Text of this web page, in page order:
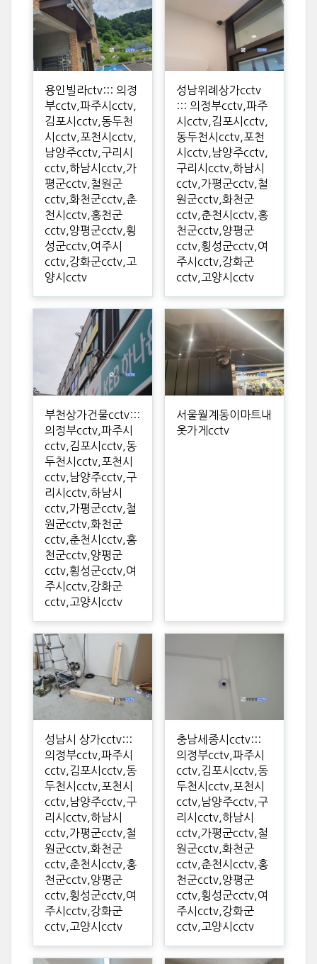
용인빌라ctv::: 의정
부cctv,파주시cctv,
김포시cctv,동두천
시cctv,포천시cctv,
남양주cctv,구리시
cctv,하남시cctv,가
평군cctv,철원군
cctv,화천군cctv,춘
천시cctv,홍천군
cctv,양평군cctv,횡
성군cctv,여주시
cctv,강화군cctv,고
양시cctv
성남위례상가cctv
::: 의정부cctv,파주
시cctv,김포시cctv,
동두천시cctv,포천
시cctv,남양주cctv,
구리시cctv,하남시
cctv,가평군cctv,철
원군cctv,화천군
cctv,춘천시cctv,홍
천군cctv,양평군
cctv,횡성군cctv,여
주시cctv,강화군
cctv,고양시cctv
부천상가건물cctv:::
의정부cctv,파주시
cctv,김포시cctv,동
두천시cctv,포천시
cctv,남양주cctv,구
리시cctv,하남시
cctv,가평군cctv,철
원군cctv,화천군
cctv,춘천시cctv,홍
천군cctv,양평군
cctv,횡성군cctv,여
주시cctv,강화군
cctv,고양시cctv
서울월계동이마트내
옷가게cctv
성남시 상가cctv:::
의정부cctv,파주시
cctv,김포시cctv,동
두천시cctv,포천시
cctv,남양주cctv,구
리시cctv,하남시
cctv,가평군cctv,철
원군cctv,화천군
cctv,춘천시cctv,홍
천군cctv,양평군
cctv,횡성군cctv,여
주시cctv,강화군
cctv,고양시cctv
충남세종시cctv:::
의정부cctv,파주시
cctv,김포시cctv,동
두천시cctv,포천시
cctv,남양주cctv,구
리시cctv,하남시
cctv,가평군cctv,철
원군cctv,화천군
cctv,춘천시cctv,홍
천군cctv,양평군
cctv,횡성군cctv,여
주시cctv,강화군
cctv,고양시cctv